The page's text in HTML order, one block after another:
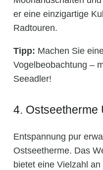
er eine einzigartige
Radtouren.
Tipp: Machen Sie
Vogelbeobachtung –
Seeadler!
4. Ostseetherme
Entspannung pur
Ostseetherme. Das
bietet eine Vielzahl